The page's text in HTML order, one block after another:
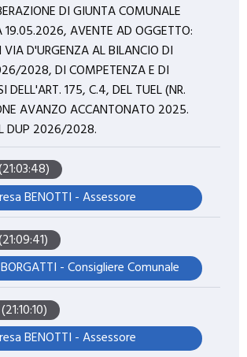
DI GIUNTA COMUNALE
AVENTE AD OGGETTO:
D'URGENZA AL BILANCIO DI
2028, DI COMPETENZA E DI
DELL'ART. 175, C.4, DEL TUEL (NR.
AVANZO ACCANTONATO 2025.
DUP 2026/2028.
BENOTTI - Assessore
- Consigliere Comunale
BENOTTI - Assessore